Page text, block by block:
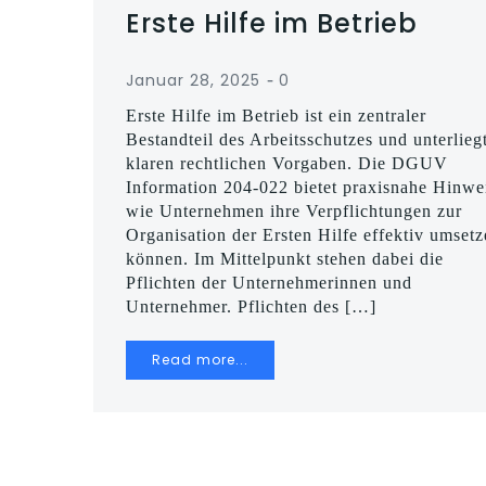
Erste Hilfe im Betrieb
Januar 28, 2025 - 0
Erste Hilfe im Betrieb ist ein zentraler
Bestandteil des Arbeitsschutzes und unterliegt
klaren rechtlichen Vorgaben. Die DGUV
Information 204-022 bietet praxisnahe
wie Unternehmen ihre Verpflichtungen zur
Organisation der Ersten Hilfe effektiv
können. Im Mittelpunkt stehen dabei die
Pflichten der Unternehmerinnen und
Unternehmer. Pflichten des […]
Read more...